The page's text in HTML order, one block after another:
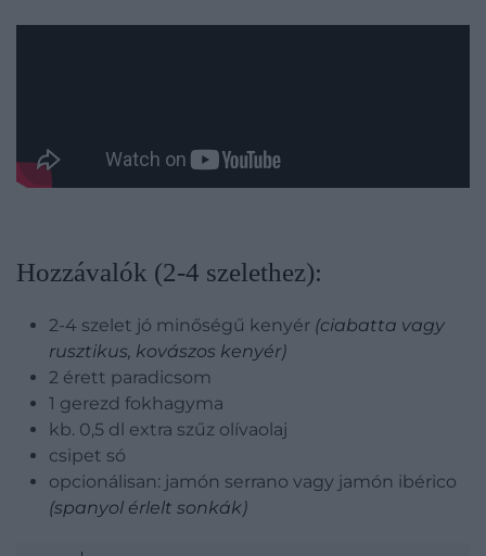
Hozzávalók (2-4 szelethez):
2-4 szelet jó minőségű kenyér (ciabatta vagy
rusztikus, kovászos kenyér)
2 érett paradicsom
1 gerezd fokhagyma
kb. 0,5 dl extra szűz olívaolaj
csipet só
opcionálisan: jamón serrano vagy jamón ibérico
(spanyol érlelt sonkák)